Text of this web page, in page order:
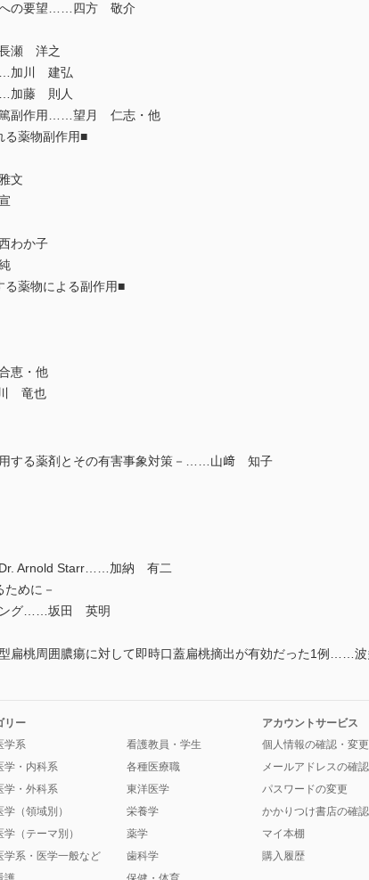
への要望……四方 敬介
瀬 洋之
加川 建弘
加藤 則人
篤副作用……望月 仁志・他
る薬物副作用■
文
わか子
る薬物による副作用■
恵・他
竜也
する薬剤とその有害事象対策－……山﨑 知子
Dr. Arnold Starr……加納 有二
めに－
ング……坂田 英明
扁桃周囲膿瘍に対して即時口蓋扁桃摘出が有効だった1例……
リー
学系
学・内科系
学・外科系
学（領域別）
学（テーマ別）
学系・医学一般など
看護教員・学生
各種医療職
東洋医学
栄養学
薬学
歯科学
アカウントサービス
個人情報の確認・変更
メールアドレスの確
パスワードの変更
かかりつけ書店の確
マイ本棚
購入履歴